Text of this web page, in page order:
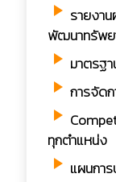
play_arrow รายงา
พัฒนาทรัพย
play_arrow มาตรฐ
play_arrow การจัด
play_arrow
ทุกตำแหน่ง
play_arrow แผนกา